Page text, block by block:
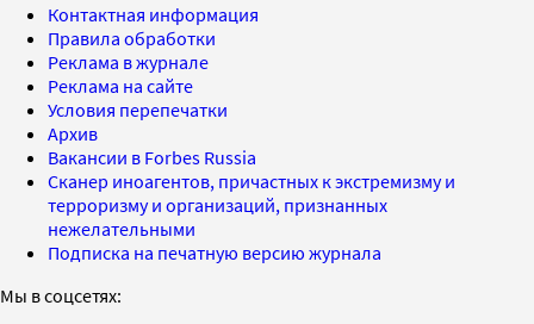
Контактная информация
Правила обработки
Реклама в журнале
Реклама на сайте
Условия перепечатки
Архив
Вакансии в Forbes Russia
Сканер иноагентов, причастных к экстремизму и
терроризму и организаций, признанных
нежелательными
Подписка на печатную версию журнала
Мы в соцсетях: